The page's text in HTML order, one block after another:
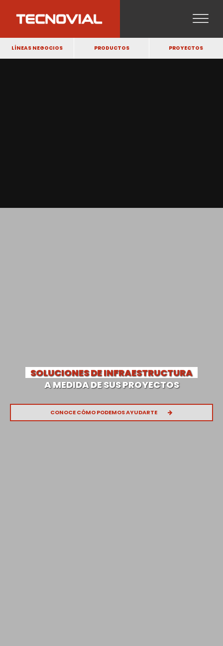
LÍNEAS NEGOCIOS PRODUCTOS PROYECTOS
SOLUCIONES DE INFRAESTRUCTURA
A MEDIDA DE SUS PROYECTOS
CONOCE CÓMO PODEMOS AYUDARTE